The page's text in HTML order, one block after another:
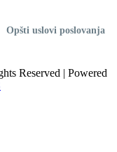
Opšti uslovi poslovanja
Reserved | Powered